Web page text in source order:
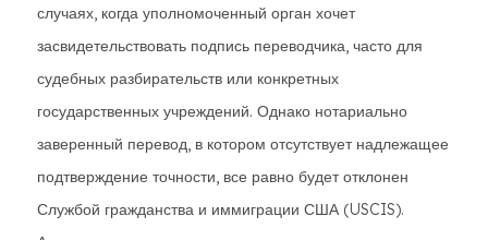
случаях, когда уполномоченный орган хочет
засвидетельствовать подпись переводчика, часто для
судебных разбирательств или конкретных
государственных учреждений. Однако нотариально
заверенный перевод, в котором отсутствует надлежащее
подтверждение точности, все равно будет отклонен
Службой гражданства и иммиграции США (USCIS).